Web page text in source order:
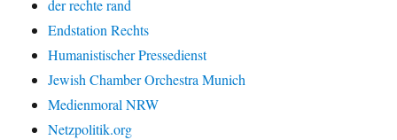
der rechte rand
Endstation Rechts
Humanistischer Pressedienst
Jewish Chamber Orchestra Munich
Medienmoral NRW
Netzpolitik.org